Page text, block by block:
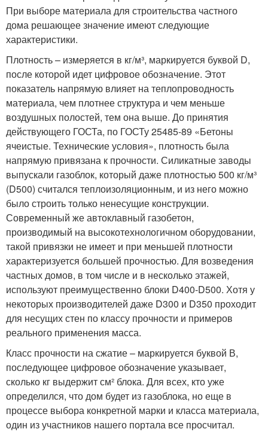
При выборе материала для строительства частного
дома решающее значение имеют следующие
характеристики.
Плотность – измеряется в кг/м³, маркируется буквой D,
после которой идет цифровое обозначение. Этот
показатель напрямую влияет на теплопроводность
материала, чем плотнее структура и чем меньше
воздушных полостей, тем она выше. До принятия
действующего ГОСТа, по ГОСТу 25485-89 «Бетоны
ячеистые. Технические условия», плотность была
напрямую привязана к прочности. Силикатные заводы
выпускали газоблок, который даже плотностью 500 кг/м³
(D500) считался теплоизоляционным, и из него можно
было строить только ненесущие конструкции.
Современный же автоклавный газобетон,
производимый на высокотехнологичном оборудовании,
такой привязки не имеет и при меньшей плотности
характеризуется большей прочностью. Для возведения
частных домов, в том числе и в несколько этажей,
используют преимущественно блоки D400-D500. Хотя у
некоторых производителей даже D300 и D350 проходит
для несущих стен по классу прочности и примеров
реального применения масса.
Класс прочности на сжатие – маркируется буквой В,
последующее цифровое обозначение указывает,
сколько кг выдержит см² блока. Для всех, кто уже
определился, что дом будет из газоблока, но еще в
процессе выбора конкретной марки и класса материала,
один из участников нашего портала все просчитал.